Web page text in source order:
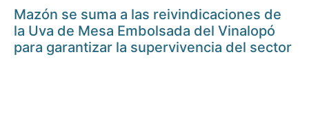
Mazón se suma a las reivindicaciones de
la Uva de Mesa Embolsada del Vinalopó
para garantizar la supervivencia del sector